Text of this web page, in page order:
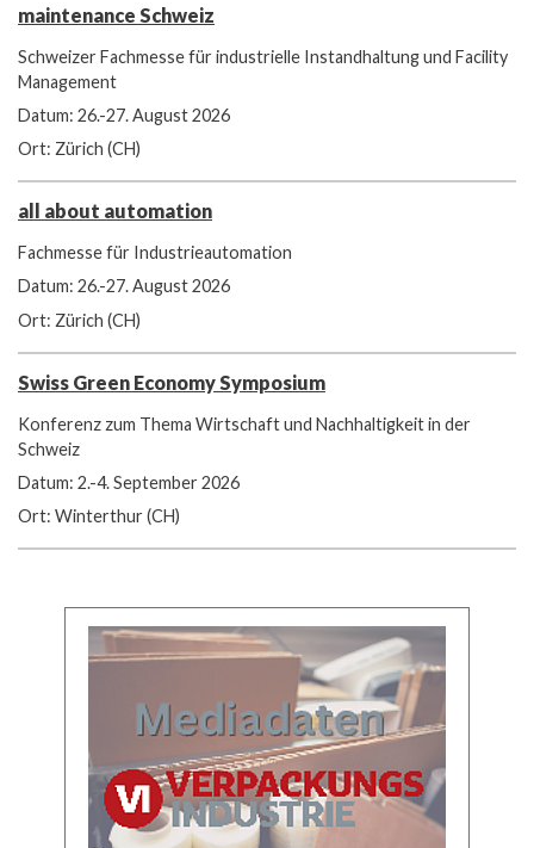
maintenance Schweiz
Schweizer Fachmesse für industrielle Instandhaltung und Facility
Management
Datum: 26.-27. August 2026
Ort: Zürich (CH)
all about automation
Fachmesse für Industrieautomation
Datum: 26.-27. August 2026
Ort: Zürich (CH)
Swiss Green Economy Symposium
Konferenz zum Thema Wirtschaft und Nachhaltigkeit in der
Schweiz
Datum: 2.-4. September 2026
Ort: Winterthur (CH)